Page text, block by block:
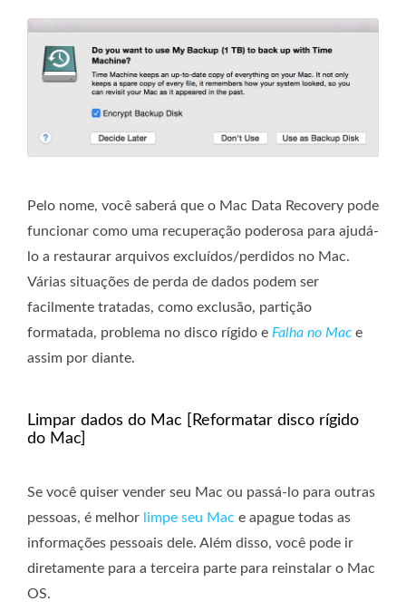
Pelo nome, você saberá que o Mac Data Recovery pode
funcionar como uma recuperação poderosa para ajudá-
lo a restaurar arquivos excluídos/perdidos no Mac.
Várias situações de perda de dados podem ser
facilmente tratadas, como exclusão, partição
formatada, problema no disco rígido e Falha no Mac e
assim por diante.
Limpar dados do Mac [Reformatar disco rígido
do Mac]
Se você quiser vender seu Mac ou passá-lo para outras
pessoas, é melhor limpe seu Mac e apague todas as
informações pessoais dele. Além disso, você pode ir
diretamente para a terceira parte para reinstalar o Mac
OS.